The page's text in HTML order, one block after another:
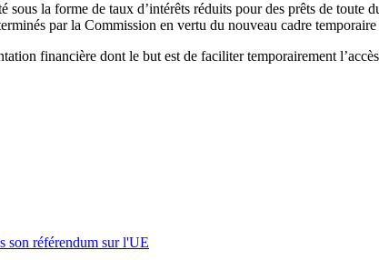
la forme de taux d’intérêts réduits pour des prêts de toute
par la Commission en vertu du nouveau cadre
financière dont le but est de faciliter temporairement
son référendum sur l'UE